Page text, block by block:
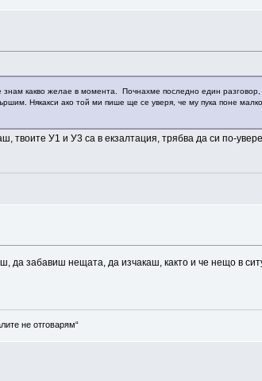
какво желае в момента. Почнахме последно един разговор,
Някакси ако той ми пише ще се уверя, че му пука поне
твоите У1 и У3 са в екзалтация, трябва да си по-
да забавиш нещата, да изчакаш, както и че нещо в
не отговарям“